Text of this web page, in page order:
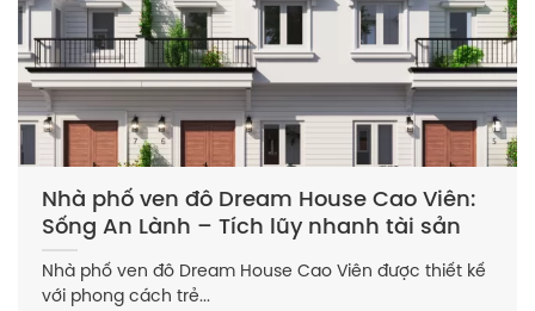
Nhà phố ven đô Dream House Cao Viên:
Sống An Lành – Tích lũy nhanh tài sản
Nhà phố ven đô Dream House Cao Viên được thiết kế
với phong cách trẻ...